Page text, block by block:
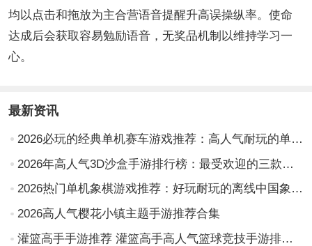
均以点击和拖放为主合营语音提醒升高误操纵率。使命
达成后会获取容易勉励语音，无奖品机制以维持学习一
心。
最新资讯
2026必玩的经典单机赛车游戏推荐：高人气耐玩的单机版赛车手游排行榜
2026年高人气3D沙盒手游排行榜：最受欢迎的三款游戏推荐
2026热门单机象棋游戏推荐：好玩耐玩的离线中国象棋App合集
2026高人气樱花小镇主题手游推荐合集
灌篮高手手游推荐 灌篮高手高人气篮球竞技手游排行榜2026